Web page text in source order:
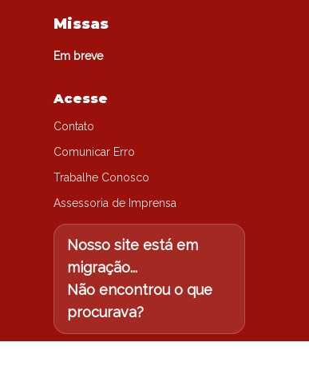
Missas
Em breve
Acesse
Contato
Comunicar Erro
Trabalhe Conosco
Assessoria de Imprensa
Nosso site está em
migração...
Não encontrou o que
procurava?